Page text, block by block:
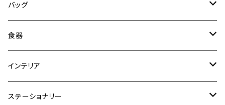
バッグ
トートバッグ
ショルダーバッグ
ワンハンドルバッグ
食器
大皿
中皿
インテリア
花瓶・フラワーベース
ステーショナリー